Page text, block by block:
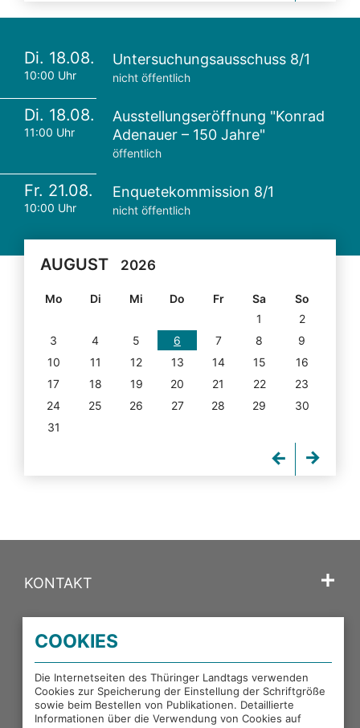
Di. 18.08.
10:00 Uhr
Untersuchungsausschuss 8/1
nicht öffentlich
Di. 18.08.
11:00 Uhr
Ausstellungseröffnung "Konrad
Adenauer – 150 Jahre"
öffentlich
Fr. 21.08.
10:00 Uhr
Enquetekommission 8/1
nicht öffentlich
AUGUST 2026
Mo Di Mi Do Fr Sa
So
1
2
3
4 5 6 7 8
9
10
11 12 13 14 15
16
17
18 19 20 21 22
23
24
25 26 27 28 29
30
31
KONTAKT
PORTALE DES THÜRINGER LANDTAGS
EXTERNE LINKS
COOKIES
Die Internetseiten des Thüringer Landtags verwenden
Cookies zur Speicherung der Einstellung der Schriftgröße
sowie beim Bestellen von Publikationen. Detaillierte
Informationen über die Verwendung von Cookies auf